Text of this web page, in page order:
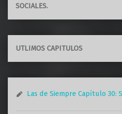
SOCIALES.
UTLIMOS CAPITULOS
Las de Siempre Capítulo 30: